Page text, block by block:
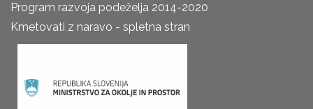
Program razvoja podeželja 2014-2020
Kmetovati z naravo - spletna stran